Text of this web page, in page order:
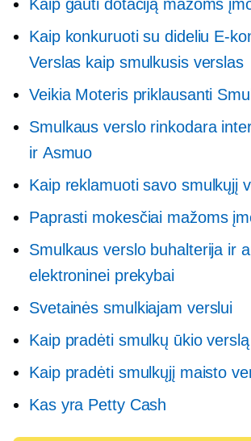
Kaip gauti dotaciją mažoms
Kaip konkuruoti su dideliu E-
Verslas kaip smulkusis verslas
Veikia Moteris priklausanti
Smulkaus verslo rinkodara
ir Asmuo
Kaip reklamuoti savo smulkųjį
Paprasti mokesčiai mažoms
Smulkaus verslo buhalterija ir
elektroninei prekybai
Svetainės smulkiajam verslui
Kaip pradėti smulkų ūkio verslą
Kaip pradėti smulkųjį maisto
Kas yra Petty Cash